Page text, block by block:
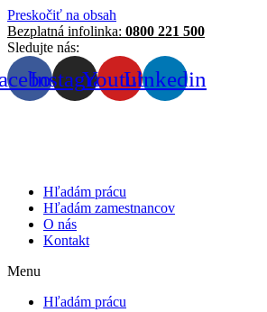
Preskočiť na obsah
Bezplatná infolinka: 0800 221 500
Sledujte nás:
InstagramYoutubeLinkedin
Hľadám prácu
Hľadám zamestnancov
O nás
Kontakt
Menu
Hľadám prácu